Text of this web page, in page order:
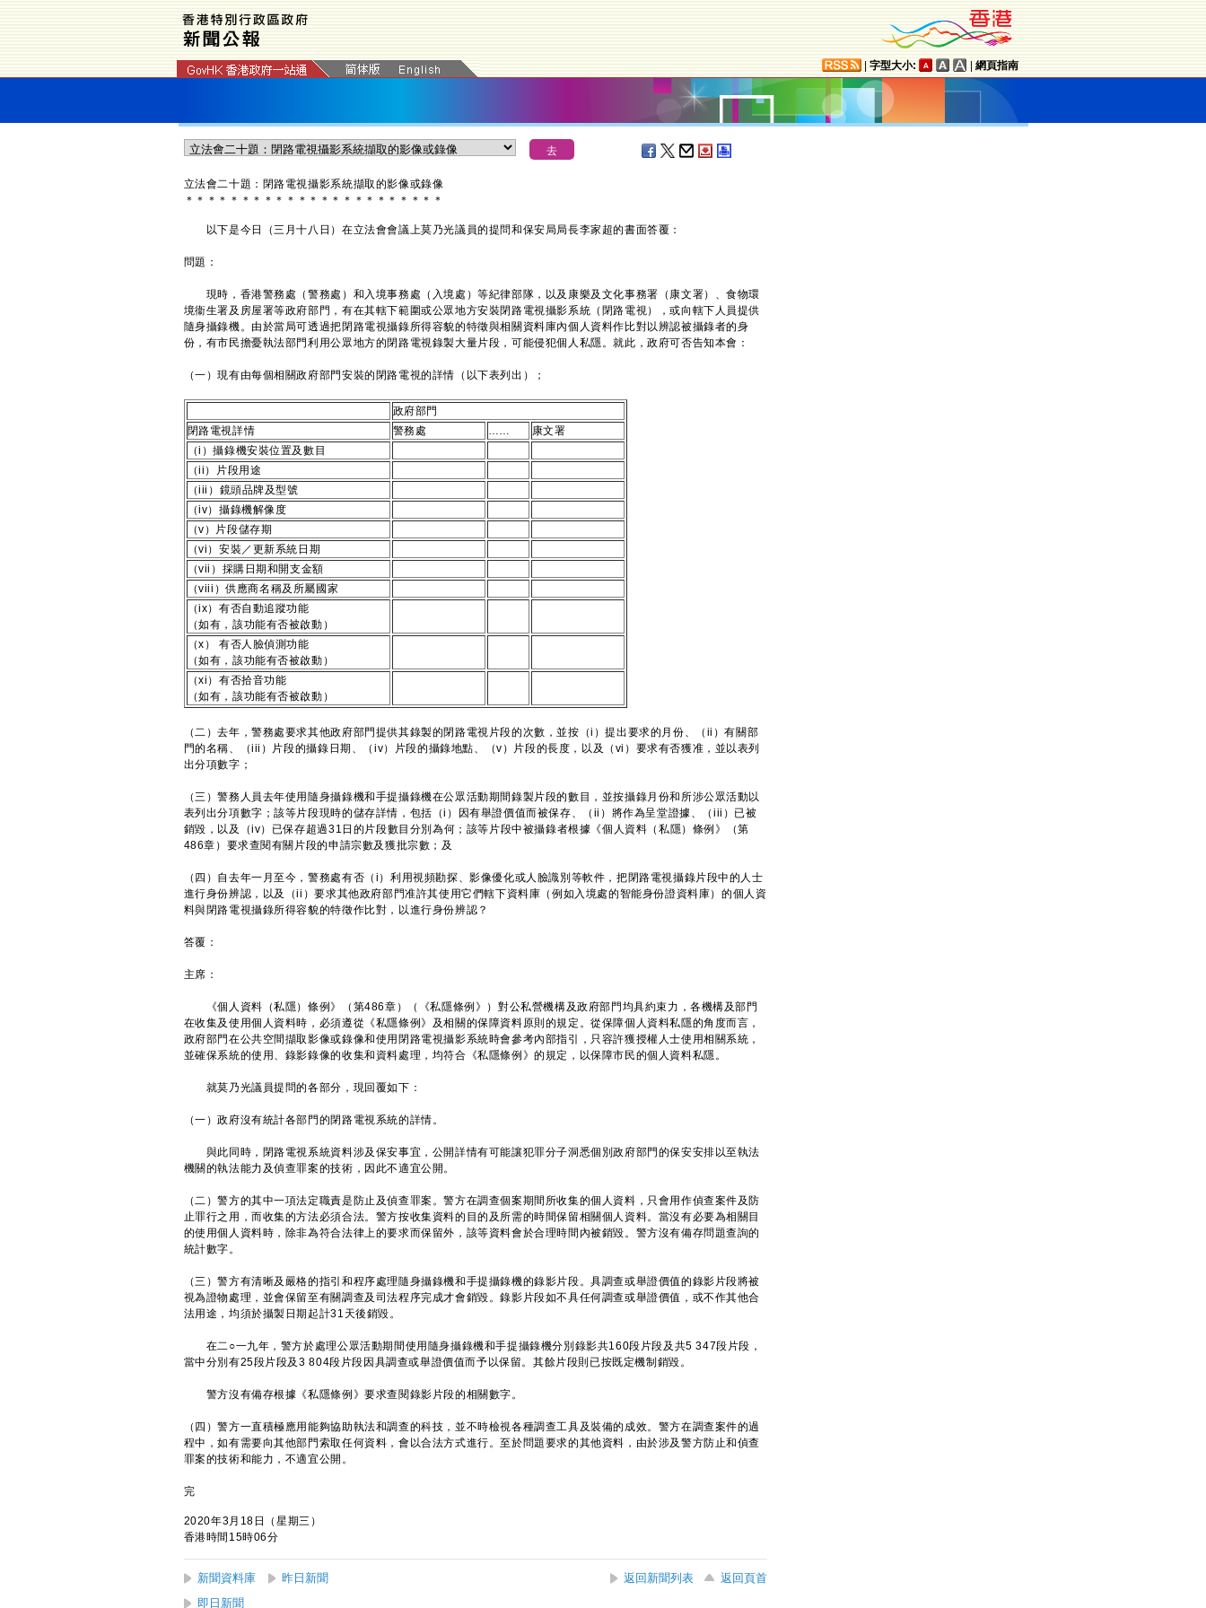
字型大小: 網頁指南
立法會二十題：閉路電視攝影系統擷取的影像或錄像
＊ ＊ ＊ ＊ ＊ ＊ ＊ ＊ ＊ ＊ ＊ ＊ ＊ ＊ ＊ ＊ ＊ ＊ ＊ ＊ ＊ ＊ ＊
以下是今日（三月十八日）在立法會會議上莫乃光議員的提問和保安局局長李家超的書面答覆：
問題：
現時，香港警務處（警務處）和入境事務處（入境處）等紀律部隊，以及康樂及文化事務署（康文署）、食物環
境衞生署及房屋署等政府部門，有在其轄下範圍或公眾地方安裝閉路電視攝影系統（閉路電視），或向轄下人員提供
隨身攝錄機。由於當局可透過把閉路電視攝錄所得容貌的特徵與相關資料庫內個人資料作比對以辨認被攝錄者的身
份，有市民擔憂執法部門利用公眾地方的閉路電視錄製大量片段，可能侵犯個人私隱。就此，政府可否告知本會：
（一）現有由每個相關政府部門安裝的閉路電視的詳情（以下表列出）；
政府部門
閉路電視詳情
警務處 ……
康文署
（i）攝錄機安裝位置及數目
（ii）片段用途
（iii）鏡頭品牌及型號
（iv）攝錄機解像度
（v）片段儲存期
（vi）安裝／更新系統日期
（vii）採購日期和開支金額
（viii）供應商名稱及所屬國家
（ix）有否自動追蹤功能
（如有，該功能有否被啟動）
（x） 有否人臉偵測功能
（如有，該功能有否被啟動）
（xi）有否拾音功能
（如有，該功能有否被啟動）
（二）去年，警務處要求其他政府部門提供其錄製的閉路電視片段的次數，並按（i）提出要求的月份、（ii）有關部
門的名稱、（iii）片段的攝錄日期、（iv）片段的攝錄地點、（v）片段的長度，以及（vi）要求有否獲准，並以表列
出分項數字；
（三）警務人員去年使用隨身攝錄機和手提攝錄機在公眾活動期間錄製片段的數目，並按攝錄月份和所涉公眾活動以
表列出分項數字；該等片段現時的儲存詳情，包括（i）因有舉證價值而被保存、（ii）將作為呈堂證據、（iii）已被
銷毀，以及（iv）已保存超過31日的片段數目分別為何；該等片段中被攝錄者根據《個人資料（私隱）條例》（第
486章）要求查閱有關片段的申請宗數及獲批宗數；及
（四）自去年一月至今，警務處有否（i）利用視頻勘探、影像優化或人臉識別等軟件，把閉路電視攝錄片段中的人士
進行身份辨認，以及（ii）要求其他政府部門准許其使用它們轄下資料庫（例如入境處的智能身份證資料庫）的個人資
料與閉路電視攝錄所得容貌的特徵作比對，以進行身份辨認？
答覆：
主席：
《個人資料（私隱）條例》（第486章）（《私隱條例》）對公私營機構及政府部門均具約束力，各機構及部門
在收集及使用個人資料時，必須遵從《私隱條例》及相關的保障資料原則的規定。從保障個人資料私隱的角度而言，
政府部門在公共空間擷取影像或錄像和使用閉路電視攝影系統時會參考內部指引，只容許獲授權人士使用相關系統，
並確保系統的使用、錄影錄像的收集和資料處理，均符合《私隱條例》的規定，以保障市民的個人資料私隱。
就莫乃光議員提問的各部分，現回覆如下：
（一）政府沒有統計各部門的閉路電視系統的詳情。
與此同時，閉路電視系統資料涉及保安事宜，公開詳情有可能讓犯罪分子洞悉個別政府部門的保安安排以至執法
機關的執法能力及偵查罪案的技術，因此不適宜公開。
（二）警方的其中一項法定職責是防止及偵查罪案。警方在調查個案期間所收集的個人資料，只會用作偵查案件及防
止罪行之用，而收集的方法必須合法。警方按收集資料的目的及所需的時間保留相關個人資料。當沒有必要為相關目
的使用個人資料時，除非為符合法律上的要求而保留外，該等資料會於合理時間內被銷毀。警方沒有備存問題查詢的
統計數字。
（三）警方有清晰及嚴格的指引和程序處理隨身攝錄機和手提攝錄機的錄影片段。具調查或舉證價值的錄影片段將被
視為證物處理，並會保留至有關調查及司法程序完成才會銷毀。錄影片段如不具任何調查或舉證價值，或不作其他合
法用途，均須於攝製日期起計31天後銷毀。
在二○一九年，警方於處理公眾活動期間使用隨身攝錄機和手提攝錄機分別錄影共160段片段及共5 347段片段，
當中分別有25段片段及3 804段片段因具調查或舉證價值而予以保留。其餘片段則已按既定機制銷毀。
警方沒有備存根據《私隱條例》要求查閱錄影片段的相關數字。
（四）警方一直積極應用能夠協助執法和調查的科技，並不時檢視各種調查工具及裝備的成效。警方在調查案件的過
程中，如有需要向其他部門索取任何資料，會以合法方式進行。至於問題要求的其他資料，由於涉及警方防止和偵查
罪案的技術和能力，不適宜公開。
完
2020年3月18日（星期三）
香港時間15時06分
新聞資料庫 昨日新聞 返回新聞列表
返回頁首
即日新聞